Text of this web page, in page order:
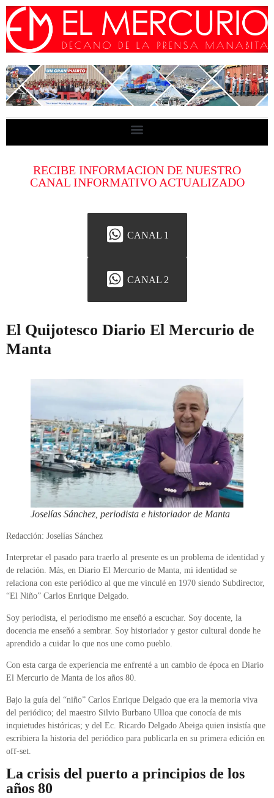
RECIBE INFORMACION DE NUESTRO
CANAL INFORMATIVO ACTUALIZADO
CANAL 1
CANAL 2
El Quijotesco Diario El Mercurio de
Manta
Joselías Sánchez, periodista e historiador de Manta
Redacción: Joselías Sánchez
Interpretar el pasado para traerlo al presente es un problema de identidad y
de relación. Más, en Diario El Mercurio de Manta, mi identidad se
relaciona con este periódico al que me vinculé en 1970 siendo Subdirector,
“El Niño” Carlos Enrique Delgado.
Soy periodista, el periodismo me enseñó a escuchar. Soy docente, la
docencia me enseñó a sembrar. Soy historiador y gestor cultural donde he
aprendido a cuidar lo que nos une como pueblo.
Con esta carga de experiencia me enfrenté a un cambio de época en Diario
El Mercurio de Manta de los años 80.
Bajo la guía del “niño” Carlos Enrique Delgado que era la memoria viva
del periódico; del maestro Silvio Burbano Ulloa que conocía de mis
inquietudes históricas; y del Ec. Ricardo Delgado Abeiga quien insistía que
escribiera la historia del periódico para publicarla en su primera edición en
off-set.
La crisis del puerto a principios de los
años 80